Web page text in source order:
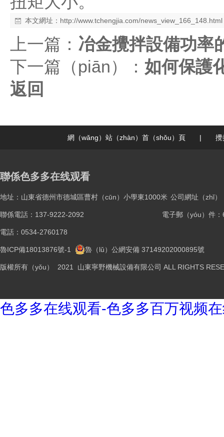
本文網址： http://www.tchengjia.com/news_view_166_148.html
上一篇： 冶金攪拌設備功率
下一篇（piān）： 如何保護
返回
網（wǎng）站（zhàn）首（shǒu）頁 | 攪
聯係色多多在线观看
地址：山東省德州市德城區曹村（cūn）小學東1000米 公司網址（zhǐ）
聯係電話：137-9222-2092 電子郵（yóu）件
電話：0534-2760178
魯ICP備18013876號-1 魯（lǔ）公網安備 37149202000895號
版權所有（yǒu） 2021 山東寧野機械設備有限公司 ALL RIGHTS
色多多在线观看-色多多百万视频